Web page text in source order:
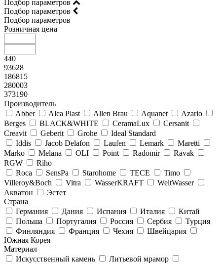
Подбор параметров
Подбор параметров
Подбор параметров
Розничная цена
440
93628
186815
280003
373190
Производитель
Abber
Alca Plast Allen Brau Aquanet
Azario
Berges
BLACK&WHITE CeramaLux
Cersanit
Creavit
Geberit Grohe
Ideal Standard
Iddis
Jacob Delafon Laufen Lemark
Maretti
Marko
Melana OLI Point Radomir
Ravak
RGW
Riho
Roca
SensPa Starohome TECE
Timo
Villeroy&Boсh
Vitra WasserKRAFT
WeltWasser
Акватон
Эстет
Страна
Германия
Дания Испания Италия
Китай
Польша
Португалия Россия Сербия
Турция
Финляндия
Франция Чехия
Швейцария
Южная Корея
Материал
Искусственный камень
Литьевой мрамор